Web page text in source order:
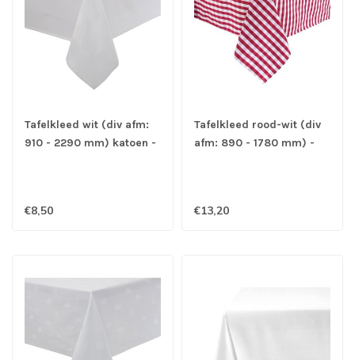
Tafelkleed wit (div afm:
910 - 2290 mm) katoen -
€8,50
Tafelkleed rood-wit (div
afm: 890 - 1780 mm) -
€13,20